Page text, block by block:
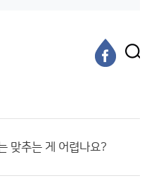
맞추는 게 어렵나요?